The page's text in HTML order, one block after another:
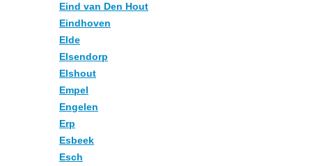
Eind van Den Hout
Eindhoven
Elde
Elsendorp
Elshout
Empel
Engelen
Erp
Esbeek
Esch